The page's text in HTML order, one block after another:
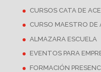
CURSOS CATA DE
CURSO MAESTRO DE
ALMAZARA ESCUELA
EVENTOS PARA
FORMACIÓN